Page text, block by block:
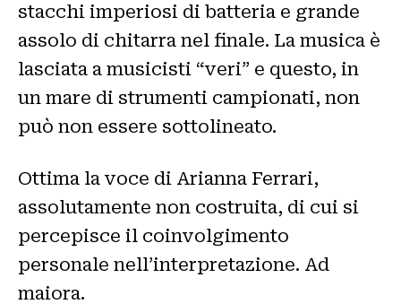
stacchi imperiosi di batteria e grande
assolo di chitarra nel finale. La musica è
lasciata a musicisti “veri” e questo, in
un mare di strumenti campionati, non
può non essere sottolineato.
Ottima la voce di Arianna Ferrari,
assolutamente non costruita, di cui si
percepisce il coinvolgimento
personale nell’interpretazione. Ad
maiora.